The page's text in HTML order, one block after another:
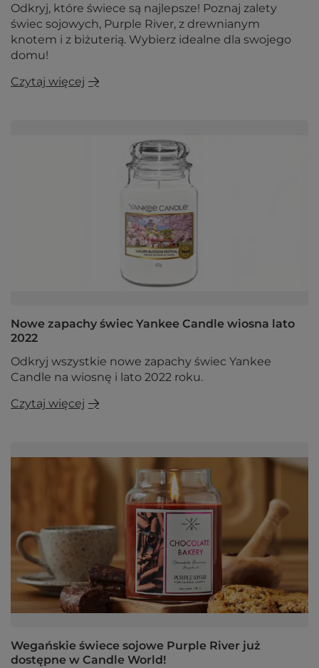
Odkryj, które świece są najlepsze! Poznaj zalety
świec sojowych, Purple River, z drewnianym
knotem i z biżuterią. Wybierz idealne dla swojego
domu!
Czytaj więcej
Nowe zapachy świec Yankee Candle wiosna lato
2022
Odkryj wszystkie nowe zapachy świec Yankee
Candle na wiosnę i lato 2022 roku.
Czytaj więcej
Wegańskie świece sojowe Purple River już
dostępne w Candle World!